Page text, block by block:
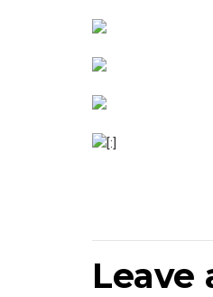
[:]
Leave